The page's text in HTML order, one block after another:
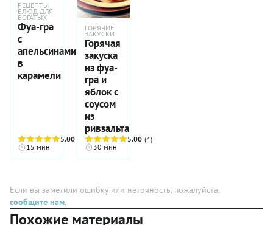
РЕЦЕПТЫ
БЛЮД ДЛЯ
БОГАТЫХ
Фуа-гра
с
апельсинами
в
карамели
5.00
(4)
15 мин
ГОРЯЧИЕ
ЗАКУСКИ
Горячая
закуска
из фуа-
гра и
яблок с
соусом
из
ривзальта
5.00 (4)
30 мин
Если вы заметили ошибку или неточность, пожалуйста,
сообщите нам.
Похожие материалы